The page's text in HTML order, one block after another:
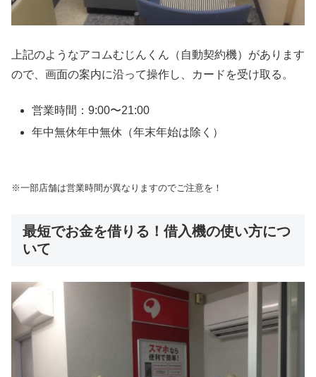
上記のようなアコムむじんくん（自動契約機）があります
ので、画面の案内に沿って操作し、カードを受け取る。
営業時間：9:00〜21:00
年中無休年中無休（年末年始は除く）
※一部店舗は営業時間が異なりますのでご注意を！
最短でお金を借りる！借入機の使い方につ
いて